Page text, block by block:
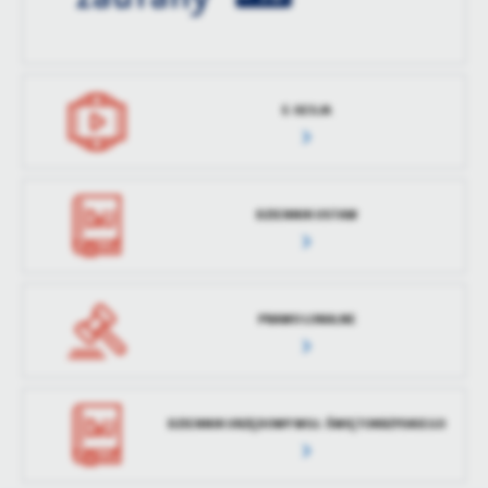
treści w postaci wiadomości, ofert, komunikatów mediów
E-SESJA
DZIENNIK USTAW
PRAWO LOKALNE
DZIENNIK URZĘDOWY WOJ. ŚWIĘTOKRZYSKIEGO